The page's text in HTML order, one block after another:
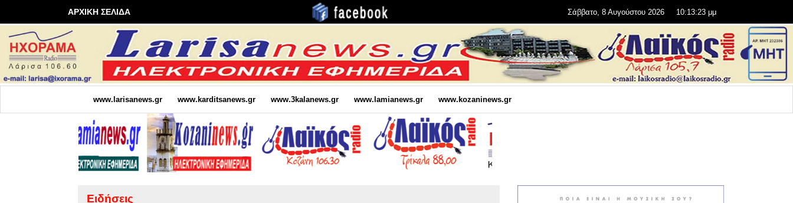
ΑΡΧΙΚΗ ΣΕΛΙΔΑ Σάββατο, 8 Αυγούστου 2026 10:13:24 μμ
www.larisanews.gr www.karditsanews.gr www.3kalanews.gr www.lamianews.gr www.kozaninews.gr
Ειδήσεις